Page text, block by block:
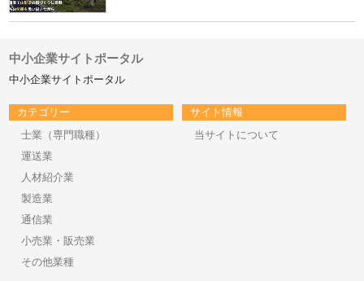
中小企業サイトポータル
中小企業サイトポータル
カテゴリー
士業（専門職種）
運送業
人材紹介業
製造業
通信業
小売業・販売業
その他業種
サイト情報
当サイトについて